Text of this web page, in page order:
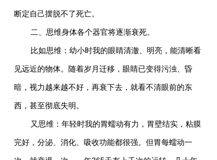
断定自己摆脱不了死亡。
二、思维身体各个器官将逐渐衰死。
比如思维：幼小时我的眼睛清澈、明亮，能清晰看
见远近的物体。随着岁月迁移，眼睛已变得污浊、昏
暗，视力越来越不好，再衰下去，就看不清眼前的东
西，甚至彻底失明。
又思维：年轻时我的胃蠕动有力，胃壁结实，粘膜
完好，分泌、消化、吸收功能都很强。但胃每蠕动一